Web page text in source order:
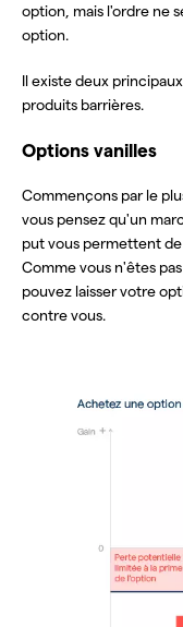
option, mais l'ordre ne
option.
Il existe deux
produits barrières.
Options vanilles
Commençons par le
vous pensez qu'un
put vous permettent
Comme vous n'êtes
pouvez laisser votre
contre vous.